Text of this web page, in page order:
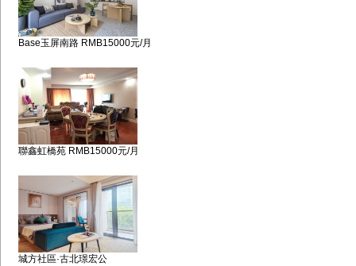
Base玉屏南路 RMB15000元/月
聯鑫虹橋苑 RMB15000元/月
城方社區·古北璟宏公